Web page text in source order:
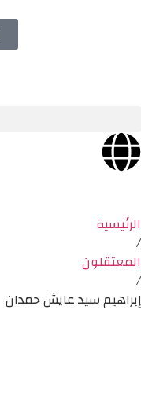
الرئيسية
/
المعتقلون
/
إبراهيم سيد عايش حمدان